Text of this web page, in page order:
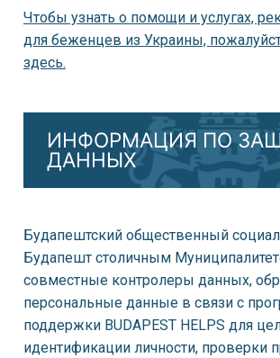
Чтобы узнать о помощи и услугах,
для беженцев из Украины,
здесь.
ИНФОРМАЦИЯ ПО
ДАННЫХ
Будапештский общественный
Будапешт столичным
совместные контролеры данных,
персональные данные в связи с
поддержки BUDAPEST HELPS для
идентификации личности, проверки